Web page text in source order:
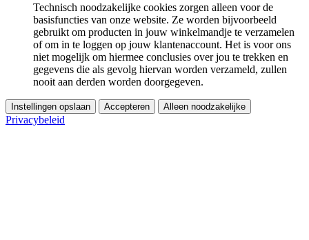
Technisch noodzakelijke cookies zorgen alleen voor de
basisfuncties van onze website. Ze worden bijvoorbeeld
gebruikt om producten in jouw winkelmandje te verzamelen
of om in te loggen op jouw klantenaccount. Het is voor ons
niet mogelijk om hiermee conclusies over jou te trekken en
gegevens die als gevolg hiervan worden verzameld, zullen
nooit aan derden worden doorgegeven.
Instellingen opslaan Accepteren Alleen noodzakelijke
Privacybeleid